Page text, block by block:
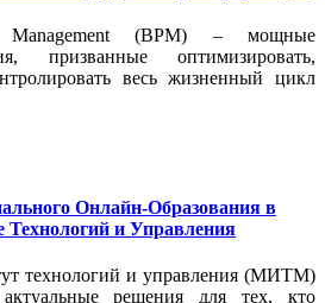
Management (BPM) – мощные
призванные оптимизировать,
весь жизненный цикл
Онлайн-Образования в
Технологий и Управления
технологий и управления (МИТМ)
решения для тех, кто